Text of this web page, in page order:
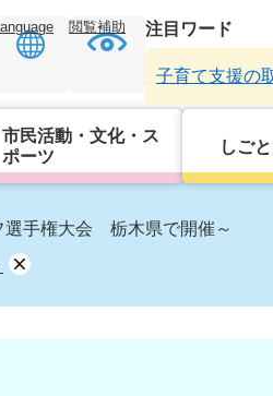
閲覧補助 注目ワード
子育て支援の
市民活動・文化・ス
ポーツ
しご
選手権大会 栃木県で開催～